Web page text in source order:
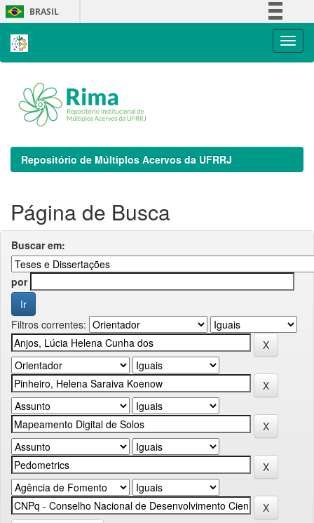
Skip
navigation
BRASIL
Repositório de Múltiplos Acervos da UFRRJ
Página de Busca
Buscar em:
por
Filtros correntes: